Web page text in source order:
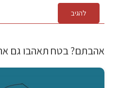
להגיב
אהבתם? בטח תאהבו גם